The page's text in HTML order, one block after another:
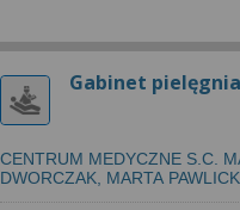
Gabinet
CENTRUM MEDYCZNE S.C.
DWORCZAK, MARTA